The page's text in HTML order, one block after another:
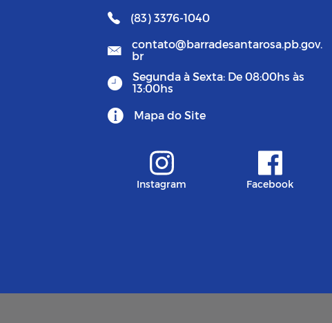
(83) 3376-1040
contato@barradesantarosa.pb.gov.
br
Segunda à Sexta: De 08:00hs às
13:00hs
Mapa do Site
Instagram Facebook